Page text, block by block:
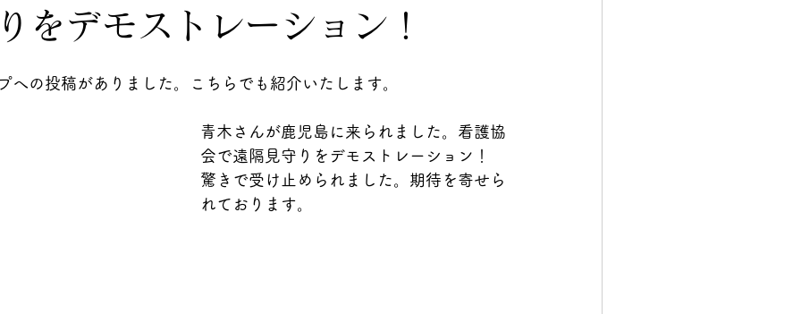
遠藤周作の「病い」と「神さま」
をデモストレーション！
への投稿がありました。こちらでも紹介いたします。
青木さんが鹿児島に来られました。看護協
会で遠隔見守りをデモストレーション！
驚きで受け止められました。期待を寄せら
れております。